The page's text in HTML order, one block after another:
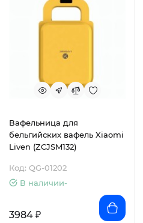
Вафельница для
бельгийских вафель Xiaomi
Liven (ZCJSM132)
Код: QG-01202
В наличии-
3984 ₽